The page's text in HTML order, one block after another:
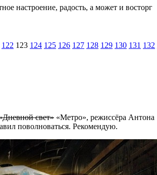
настроение, радость, а может и восторг
122 123 124 125 126 127 128 129 130 131 132
свет» «Метро», режиссёра Антона
поволноваться. Рекомендую.